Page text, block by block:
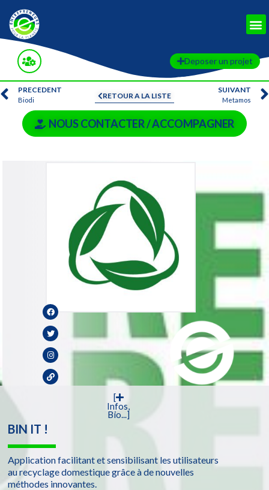
Deposer un projet
RETOUR A LA LISTE
PRECEDENT
Biodi
SUIVANT
Metamos
NOUS CONTACTER / ACCOMPAGNER
[
Infos,
Bio...]
BIN IT !
Application facilitant et sensibilisant les utilisateurs
au recyclage domestique grâce à de nouvelles
méthodes innovantes.